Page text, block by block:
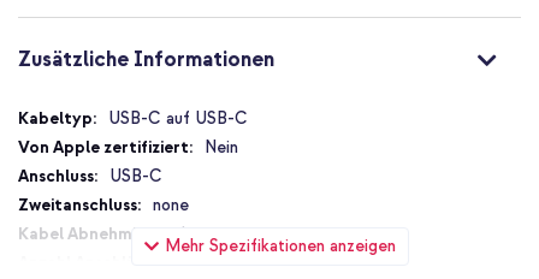
Zusätzliche Informationen
Mehr Spezifikationen anzeigen
Zusätzliche
Informationen
USB-C auf USB-C
Nein
USB-C
none
Ja